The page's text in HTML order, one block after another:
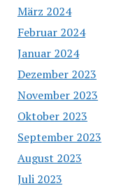
März 2024
Februar 2024
Januar 2024
Dezember 2023
November 2023
Oktober 2023
September 2023
August 2023
Juli 2023